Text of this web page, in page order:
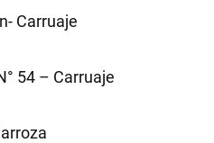
Carruaje
54 – Carruaje